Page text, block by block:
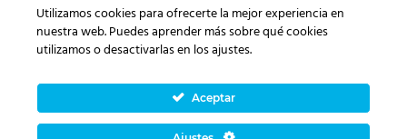
PLATAFORMA DE FORMACIÓN NEXT
Aviso Legal–Política de Privacidad–Términos y condiciones de
Formulario de Desistimiento
© Copyright 2026 Next Educación, S.L. | CIF: B-67803114 |
Utilizamos cookies para ofrecerte la mejor experiencia en
nuestra web. Puedes aprender más sobre qué cookies
utilizamos o desactivarlas en losajustes.
Aceptar